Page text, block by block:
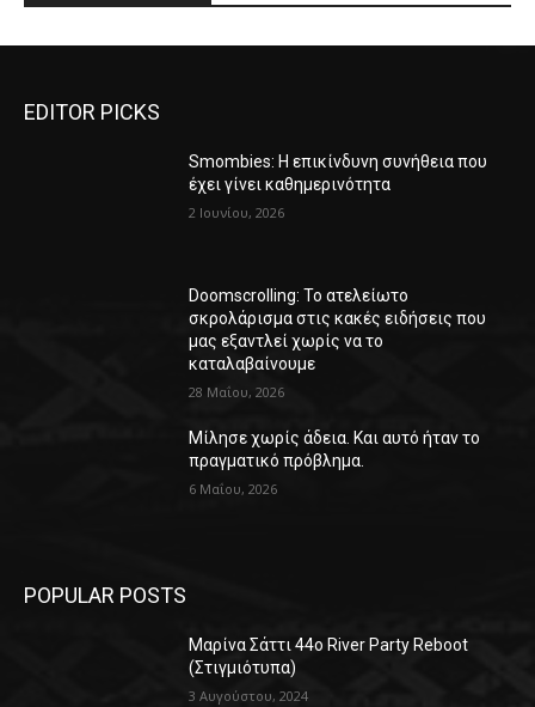
EDITOR PICKS
Smombies: Η επικίνδυνη συνήθεια που
έχει γίνει καθημερινότητα
2 Ιουνίου, 2026
Doomscrolling: Το ατελείωτο
σκρολάρισμα στις κακές ειδήσεις που
μας εξαντλεί χωρίς να το
καταλαβαίνουμε
28 Μαΐου, 2026
Μίλησε χωρίς άδεια. Και αυτό ήταν το
πραγματικό πρόβλημα.
6 Μαΐου, 2026
POPULAR POSTS
Μαρίνα Σάττι 44o River Party Reboot
(Στιγμιότυπα)
3 Αυγούστου, 2024